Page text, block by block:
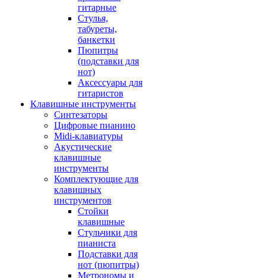
гитарные
Стулья,
табуреты,
банкетки
Пюпитры
(подставки для
нот)
Аксессуары для
гитаристов
Клавишные инструменты
Синтезаторы
Цифровые пианино
Midi-клавиатуры
Акустические
клавишные
инструменты
Комплектующие для
клавишных
инструментов
Стойки
клавишные
Стульчики для
пианиста
Подставки для
нот (пюпитры)
Метрономы и